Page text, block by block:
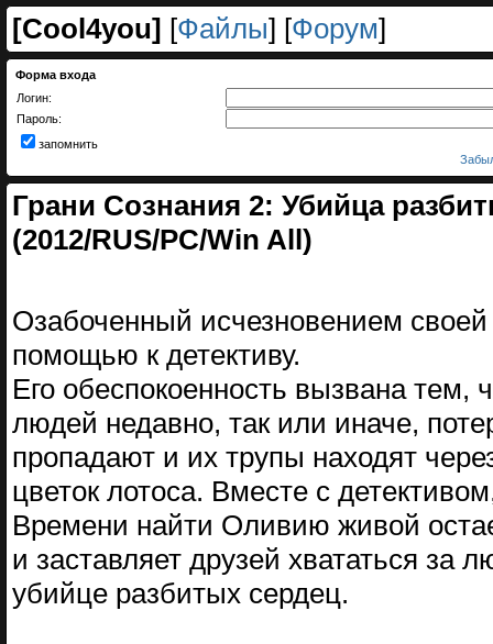
[Cool4you] [Файлы] [Форум]
Форма входа
Логин:
Пароль:
запомнить
Грани Сознания 2: Убийца
(2012/RUS/PC/Win All)
Озабоченный исчезновением
помощью к детективу.
Его обеспокоенность вызвана тем,
людей недавно, так или иначе,
пропадают и их трупы находят
цветок лотоса. Вместе с
Времени найти Оливию живой
и заставляет друзей хвататься за
убийце разбитых сердец.